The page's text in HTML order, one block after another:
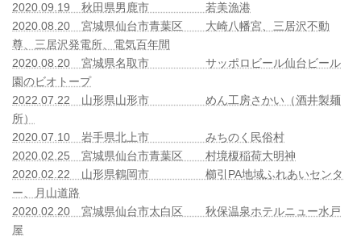
2020.09.19 秋田県男鹿市 若美漁港
2020.08.20 宮城県仙台市青葉区 大崎八幡宮、三居沢不動
尊、三居沢発電所、電気百年間
2020.08.20 宮城県名取市 サッポロビール仙台ビール
園のビオトープ
2022.07.22 山形県山形市 めん工房さかい（酒井製麺
所）
2020.07.10 岩手県北上市 みちのく民俗村
2020.02.25 宮城県仙台市青葉区 村境榎稲荷大明神
2020.02.22 山形県鶴岡市 櫛引PA地域ふれあいセンタ
ー、月山道路
2020.02.20 宮城県仙台市太白区 秋保温泉ホテルニュー水戸
屋
★★★ケアテックス仙台’26でク
レーム・カスハラ対策セミナーの
講師を務めました（宮城県仙台
2026年5月28日
メタ情報